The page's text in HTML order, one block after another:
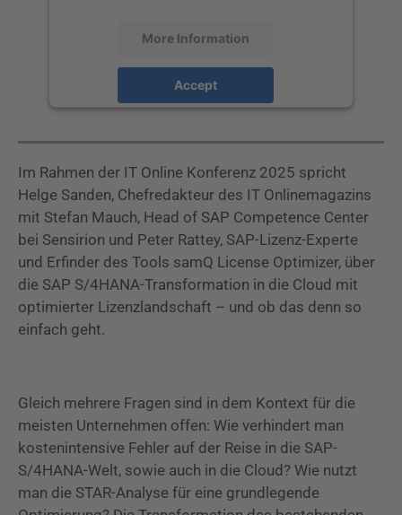
More Information
Accept
Im Rahmen der IT Online Konferenz 2025 spricht
Helge Sanden, Chefredakteur des IT Onlinemagazins
mit Stefan Mauch, Head of SAP Competence Center
bei Sensirion und Peter Rattey, SAP-Lizenz-Experte
und Erfinder des Tools samQ License Optimizer, über
die SAP S/4HANA-Transformation in die Cloud mit
optimierter Lizenzlandschaft – und ob das denn so
einfach geht.
Gleich mehrere Fragen sind in dem Kontext für die
meisten Unternehmen offen: Wie verhindert man
kostenintensive Fehler auf der Reise in die SAP-
S/4HANA-Welt, sowie auch in die Cloud? Wie nutzt
man die STAR-Analyse für eine grundlegende